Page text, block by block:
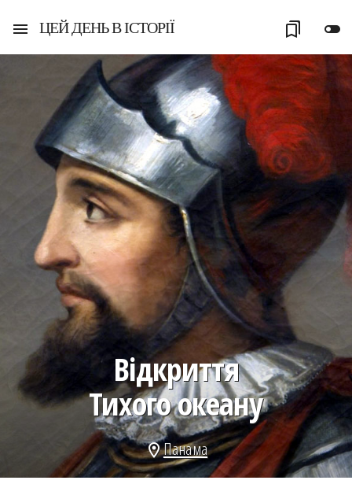
menu ЦЕЙ ДЕНЬ В ІСТОРІЇ toggle_off
bookmarks
search
СЬОГОДНІ
ПОДКАСТИ
Відкриття
Тихого океану
location_onПанама